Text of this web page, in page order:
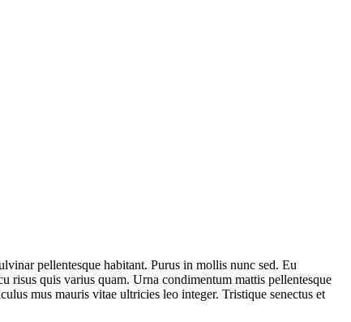
pellentesque habitant. Purus in mollis nunc sed. Eu
quis varius quam. Urna condimentum mattis pellentesque
mus mauris vitae ultricies leo integer. Tristique senectus et